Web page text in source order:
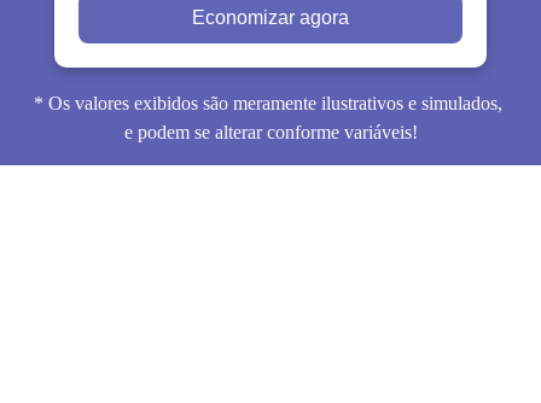
Economizar agora
* Os valores exibidos são meramente ilustrativos e simulados,
e podem se alterar conforme variáveis!